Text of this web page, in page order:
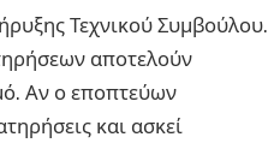
Τεχνικού Συμβούλου.
αποτελούν
Αν ο εποπτεύων
και ασκεί